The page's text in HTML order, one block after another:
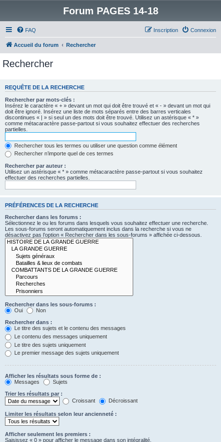
Forum PAGES 14-18
FAQ Connexion
Inscription
Accueil du forum Rechercher
Rechercher
REQUÊTE DE LA RECHERCHE
Rechercher par mots-clés :
Insérez le caractère « + » devant un mot qui doit être trouvé et « - » devant un mot qui
doit être ignoré. Insérez une liste de mots séparés entre des barres verticales
discontinues « | » si seul un des mots doit être trouvé. Utilisez un astérisque « * »
comme métacaractère passe-partout si vous souhaitez effectuer des recherches
partielles.
Rechercher tous les termes ou utiliser une question comme élément
Rechercher n’importe quel de ces termes
Rechercher par auteur :
Utilisez un astérisque « * » comme métacaractère passe-partout si vous souhaitez
effectuer des recherches partielles.
PRÉFÉRENCES DE LA RECHERCHE
Rechercher dans les forums :
Sélectionnez le ou les forums dans lesquels vous souhaitez effectuer une recherche.
Les sous-forums seront automatiquement inclus dans la recherche si vous ne
désactivez pas l’option « Rechercher dans les sous-forums » affichée ci-dessous.
Rechercher dans les sous-forums :
Oui
Non
Rechercher dans :
Le titre des sujets et le contenu des messages
Le contenu des messages uniquement
Le titre des sujets uniquement
Le premier message des sujets uniquement
Afficher les résultats sous forme de :
Messages
Sujets
Trier les résultats par :
Croissant
Décroissant
Limiter les résultats selon leur ancienneté :
Afficher seulement les premiers :
Saisissez « 0 » pour afficher le message dans son intégralité.